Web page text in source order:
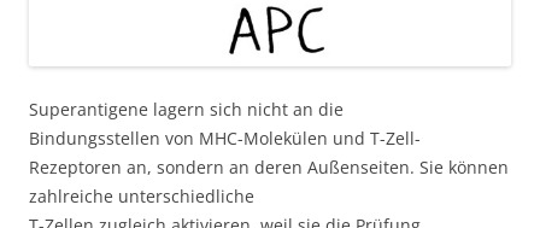
Superantigene lagern sich nicht an die
Bindungsstellen von MHC-Molekülen und T-Zell-
Rezeptoren an, sondern an deren Außenseiten. Sie können
zahlreiche unterschiedliche